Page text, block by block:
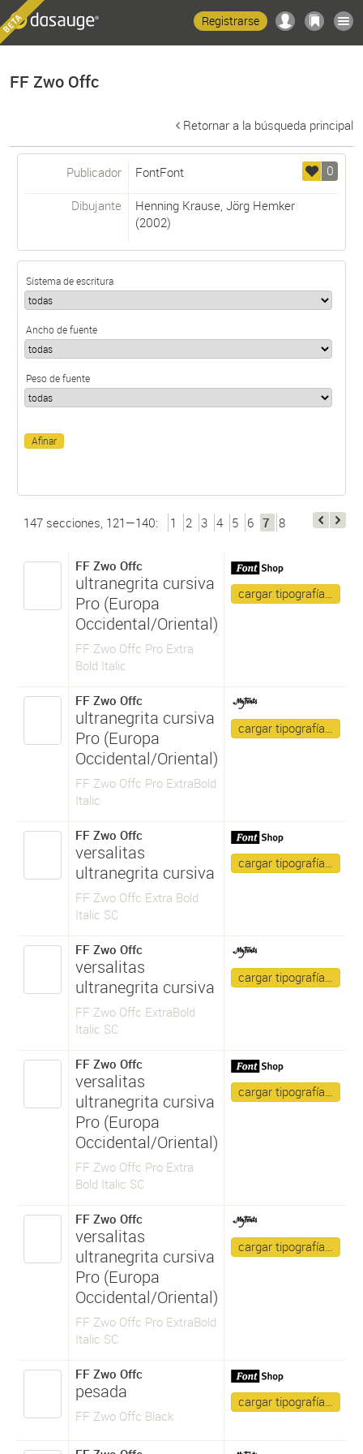
Registrarse
FF Zwo Offc
Retornar a la búsqueda principal
0
Publicador FontFont
Dibujante Henning Krause, Jörg Hemker
(2002)
Sistema de escritura
Ancho de fuente
Peso de fuente
147 secciones, 121—140: 1 2 3 4 5 6 7 8
FF Zwo Offc
ultranegrita cursiva
Pro (Europa
Occidental/Oriental)
FF Zwo Offc Pro Extra
Bold Italic
cargar tipografía…
FF Zwo Offc
ultranegrita cursiva
Pro (Europa
Occidental/Oriental)
FF Zwo Offc Pro ExtraBold
Italic
cargar tipografía…
FF Zwo Offc
versalitas
ultranegrita cursiva
FF Zwo Offc Extra Bold
Italic SC
cargar tipografía…
FF Zwo Offc
versalitas
ultranegrita cursiva
FF Zwo Offc ExtraBold
Italic SC
cargar tipografía…
FF Zwo Offc
versalitas
ultranegrita cursiva
Pro (Europa
Occidental/Oriental)
FF Zwo Offc Pro Extra
Bold Italic SC
cargar tipografía…
FF Zwo Offc
versalitas
ultranegrita cursiva
Pro (Europa
Occidental/Oriental)
FF Zwo Offc Pro ExtraBold
Italic SC
cargar tipografía…
FF Zwo Offc
pesada
FF Zwo Offc Black
cargar tipografía…